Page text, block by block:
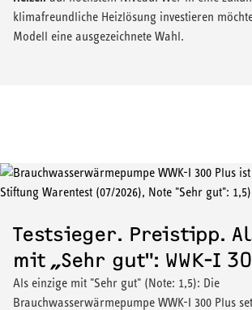
klimafreundliche Heizlösung investieren
Modell eine ausgezeichnete Wahl.
Testsieger. Preistipp.
mit „Sehr gut": WWK-I
Als einzige mit "Sehr gut" (Note: 1,5): Die
Brauchwasserwärmepumpe WWK-I 300 Plus